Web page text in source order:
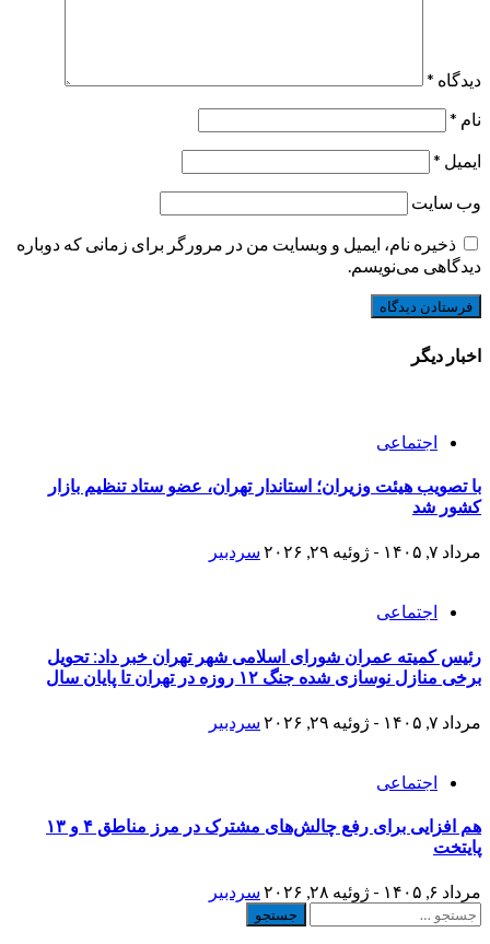
دیدگاه *
نام *
ایمیل *
وب‌ سایت
ذخیره نام، ایمیل و وبسایت من در مرورگر برای زمانی که دوباره
دیدگاهی می‌نویسم.
اخبار دیگر
اجتماعی
با تصویب هیئت وزیران؛ استاندار تهران، عضو ستاد تنظیم بازار
کشور شد
مرداد ۷, ۱۴۰۵ - ژوئیه ۲۹, ۲۰۲۶ سردبیر
اجتماعی
رئیس کمیته عمران شورای اسلامی شهر تهران خبر داد: تحویل
برخی منازل نوسازی شده جنگ ۱۲ روزه در تهران تا پایان سال
مرداد ۷, ۱۴۰۵ - ژوئیه ۲۹, ۲۰۲۶ سردبیر
اجتماعی
هم افزایی برای رفع چالش‌های مشترک در مرز مناطق ۴ و ۱۳
پایتخت
مرداد ۶, ۱۴۰۵ - ژوئیه ۲۸, ۲۰۲۶
سردبیر
جستجو